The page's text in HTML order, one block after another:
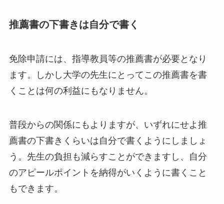
推薦書の下書きは自分で書く
免除申請には、指導教員等の推薦書が必要となり
ます。しかし大学の先生にとってこの推薦書を書
くことは何の利益にもなりません。
普段からの関係にもよりますが、いずれにせよ推
薦書の下書きくらいは自分で書くようにしましょ
う。先生の負担も減らすことができますし、自分
のアピールポイントを納得がいくように書くこと
もできます。